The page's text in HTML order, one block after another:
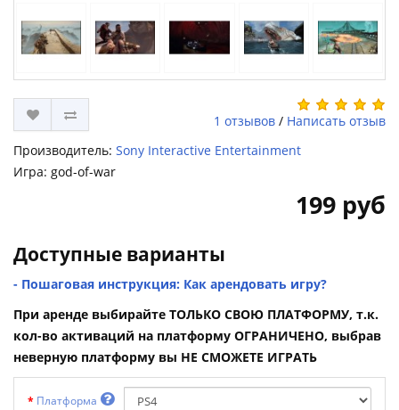
1 отзывов / Написать отзыв
Производитель: Sony Interactive Entertainment
Игра: god-of-war
199 руб
Доступные варианты
- Пошаговая инструкция: Как арендовать игру?
При аренде выбирайте ТОЛЬКО СВОЮ ПЛАТФОРМУ, т.к.
кол-во активаций на платформу ОГРАНИЧЕНО, выбрав
неверную платформу вы НЕ СМОЖЕТЕ ИГРАТЬ
Платформа